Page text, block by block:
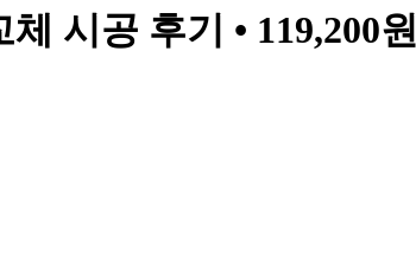
시공 후기 • 119,200원